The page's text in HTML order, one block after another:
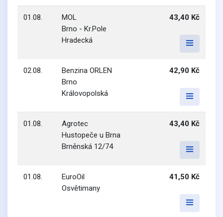
01.08.
MOL
Brno - Kr.Pole
Hradecká
43,40 Kč
02.08.
Benzina ORLEN
Brno
Královopolská
42,90 Kč
01.08.
Agrotec
Hustopeče u Brna
Brněnská 12/74
43,40 Kč
01.08.
EuroOil
Osvětimany
41,50 Kč